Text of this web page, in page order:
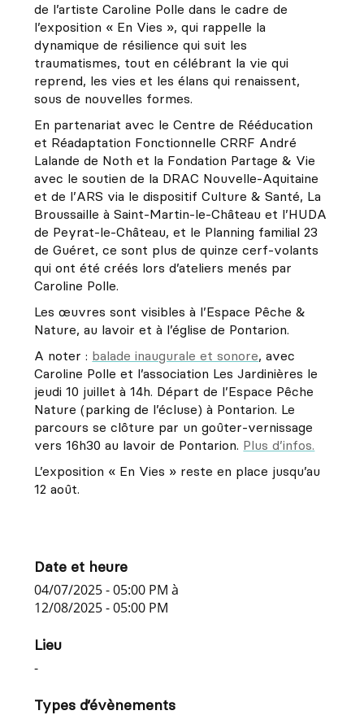
de l’artiste Caroline Polle dans le cadre de
l’exposition « En Vies », qui rappelle la
dynamique de résilience qui suit les
traumatismes, tout en célébrant la vie qui
reprend, les vies et les élans qui renaissent,
sous de nouvelles formes.
En partenariat avec le Centre de Rééducation
et Réadaptation Fonctionnelle CRRF André
Lalande de Noth et la Fondation Partage & Vie
avec le soutien de la DRAC Nouvelle-Aquitaine
et de l’ARS via le dispositif Culture & Santé, La
Broussaille à Saint-Martin-le-Château et l’HUDA
de Peyrat-le-Château, et le Planning familial 23
de Guéret, ce sont plus de quinze cerf-volants
qui ont été créés lors d’ateliers menés par
Caroline Polle.
Les œuvres sont visibles à l’Espace Pêche &
Nature, au lavoir et à l’église de Pontarion.
A noter : balade inaugurale et sonore, avec
Caroline Polle et l’association Les Jardinières le
jeudi 10 juillet à 14h. Départ de l’Espace Pêche
Nature (parking de l’écluse) à Pontarion. Le
parcours se clôture par un goûter-vernissage
vers 16h30 au lavoir de Pontarion. Plus d’infos.
L’exposition « En Vies » reste en place jusqu’au
12 août.
Date et heure
04/07/2025 - 05:00 PMà
12/08/2025 - 05:00 PM
Lieu
-
Types d’évènements